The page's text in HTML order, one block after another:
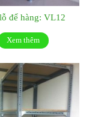
để hàng: VL12
Xem thêm